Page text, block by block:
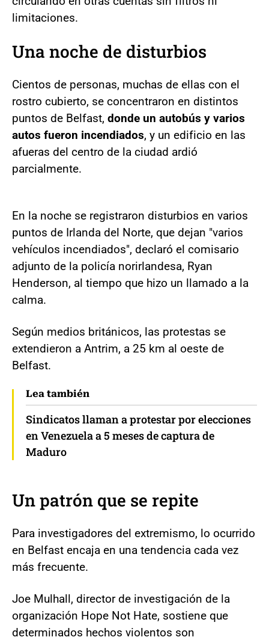
limitaciones.
Una noche de disturbios
Cientos de personas, muchas de ellas con el
rostro cubierto, se concentraron en distintos
puntos de Belfast, donde un autobús y varios
autos fueron incendiados, y un edificio en las
afueras del centro de la ciudad ardió
parcialmente.
En la noche se registraron disturbios en varios
puntos de Irlanda del Norte, que dejan "varios
vehículos incendiados", declaró el comisario
adjunto de la policía norirlandesa, Ryan
Henderson, al tiempo que hizo un llamado a la
calma.
Según medios británicos, las protestas se
extendieron a Antrim, a 25 km al oeste de
Belfast.
Lea también
Sindicatos llaman a protestar por elecciones
en Venezuela a 5 meses de captura de
Maduro
Un patrón que se repite
Para investigadores del extremismo, lo ocurrido
en Belfast encaja en una tendencia cada vez
más frecuente.
Joe Mulhall, director de investigación de la
organización Hope Not Hate, sostiene que
determinados hechos violentos son